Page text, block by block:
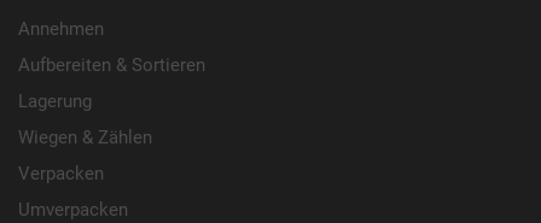
Annehmen
Aufbereiten & Sortieren
Lagerung
Wiegen & Zählen
Verpacken
Umverpacken
Anbieter Google LLC
Laufzeit
Zweck